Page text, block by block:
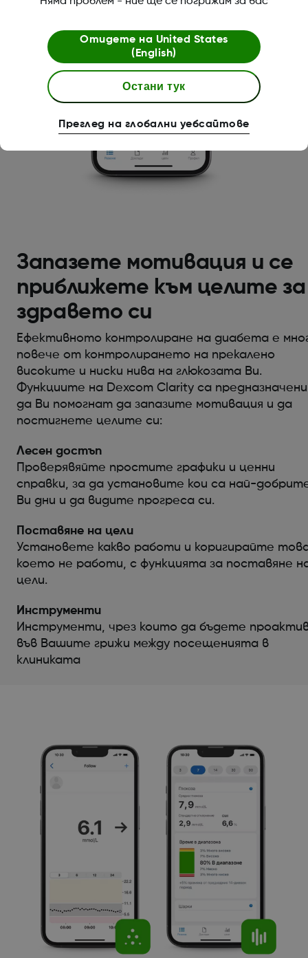
Запазете мотивация и се
приближете към целите за
здравето си
Ефективното контролиране на диабета е
повече от контролирането на прекалено
високите и ниски нива на глюкозата Ви.
Функциите на Dexcom Clarity са предназначени
да Ви помогнат да запазите мотивация и да
постигнете целите си:
Лесен достъп
Проверявяйте простите графики и ценни
справки, за да установите кои са най-
Ви дни и да видите прогреса си.
Поставяне на цели
Установете какво работи и коригирайте
което не работи, с функцията за поставяне
цели.
Инструменти
Инструменти, чрез които да бъдете
във Вашите грижи между посещенията в
клиниката
Отидете на United States
(English)
Остани тук
Преглед на глобални уебсайтове